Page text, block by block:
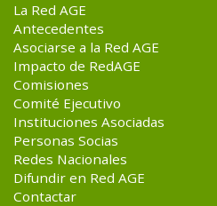
La Red AGE
Antecedentes
Asociarse a la Red AGE
Impacto de RedAGE
Comisiones
Comité Ejecutivo
Instituciones Asociadas
Personas Socias
Redes Nacionales
Difundir en Red AGE
Contactar